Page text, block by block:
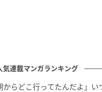
気連載マンガランキング
からどこ行ってたんだよ」い